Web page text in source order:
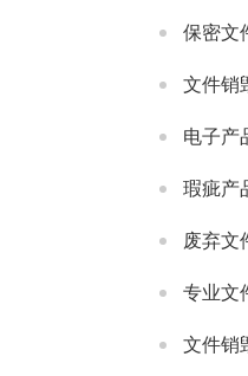
保密文
文件销
电子产
瑕疵产
废弃文
专业文
文件销